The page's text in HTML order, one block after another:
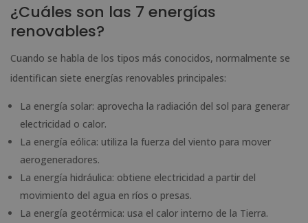
¿Cuáles son las 7 energías
renovables?
Cuando se habla de los tipos más conocidos, normalmente se
identifican siete energías renovables principales:
La energía solar: aprovecha la radiación del sol para generar
electricidad o calor.
La energía eólica: utiliza la fuerza del viento para mover
aerogeneradores.
La energía hidráulica: obtiene electricidad a partir del
movimiento del agua en ríos o presas.
La energía geotérmica: usa el calor interno de la Tierra.